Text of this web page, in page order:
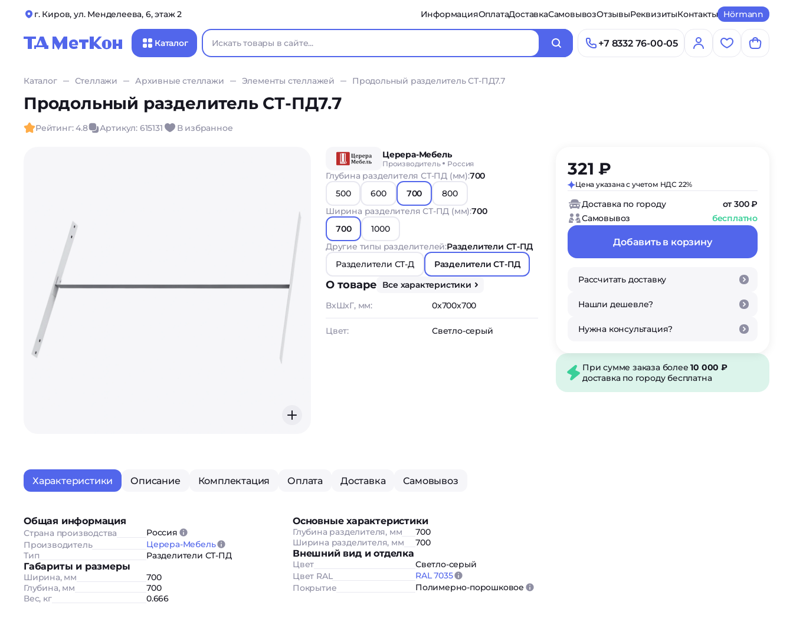
г. Киров, ул. Менделеева, 6, этаж 2 ИнформацияОплатаДоставкаСамовывозОтзывыРеквизитыКонтакты Hörmann
Каталог +7 8332 76-00-05
Каталог Стеллажи Архивные стеллажи Элементы стеллажей Продольный разделитель СТ-ПД7.7
Продольный разделитель СТ-ПД7.7
Рейтинг: 4.8 Артикул: 615131 В избранное
Церера-Мебель
Производитель Россия
Глубина разделителя СТ-ПД (мм):700
500
600 700
800
Ширина разделителя СТ-ПД (мм):700
700
1000
Другие типы разделителей:Разделители СТ-ПД
Разделители СТ-Д
Разделители СТ-ПД
О товаре
Все характеристики
ВxШxГ, мм:
0x700x700
Цвет: Светло-серый
Характеристики Описание Комплектация Оплата Доставка Самовывоз
Общая информация
Страна производства
Россия
Производитель
Церера-Мебель
Тип
Разделители СТ-ПД
Габариты и размеры
Ширина, мм
700
Глубина, мм
700
Вес, кг
0.666
Основные характеристики
Глубина разделителя, мм
700
Ширина разделителя, мм
700
Внешний вид и отделка
Цвет
Светло-серый
Цвет RAL
RAL 7035
Покрытие
Полимерно-порошковое
321 ₽
Цена указана с учетом НДС 22%
Доставка по городу
от 300 ₽
Самовывоз
бесплатно
Добавить в корзину
Рассчитать доставку
Нашли дешевле?
Нужна консультация?
При сумме заказа более10 000 ₽
доставка по городу бесплатна